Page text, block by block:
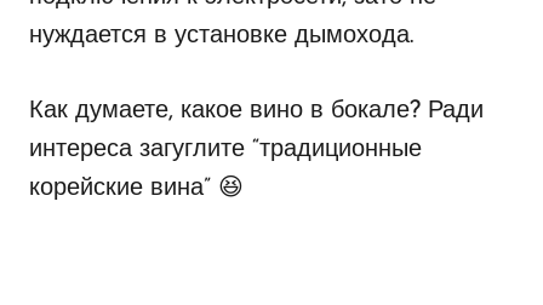
нуждается в установке дымохода.
Как думаете, какое вино в бокале? Ради
интереса загуглите “традиционные
корейские вина” 😆